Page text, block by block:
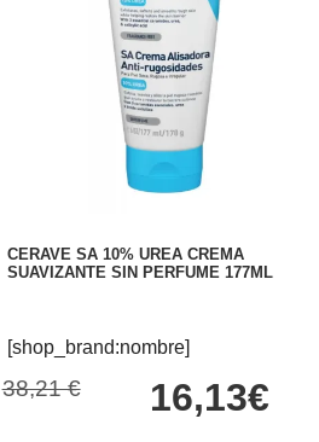
CERAVE SA 10% UREA CREMA
SUAVIZANTE SIN PERFUME 177ML
[shop_brand:nombre]
38,21 € 16,13€